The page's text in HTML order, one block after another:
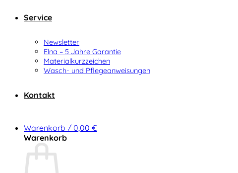
Service
Newsletter
Elna – 5 Jahre Garantie
Materialkurzzeichen
Wasch- und Pflegeanweisungen
Kontakt
Warenkorb / 0,00 €
Warenkorb